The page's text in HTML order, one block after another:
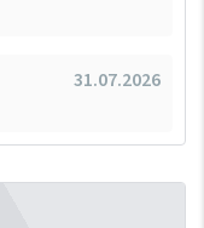
31.07.2026